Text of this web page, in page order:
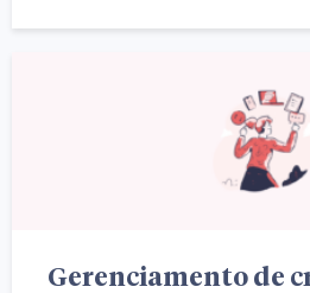
Gerenciamento de